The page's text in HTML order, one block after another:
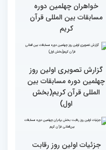
نوبت اجرای شرکت‌کنندگان
مسابقات بین‌المللی قرآن در
بخش خواهران اعلام شد
گزارش تصویری نشست
توجیهی داوران ویژه
خواهران چهلمین دوره
مسابقات بین المللی قرآن
کریم